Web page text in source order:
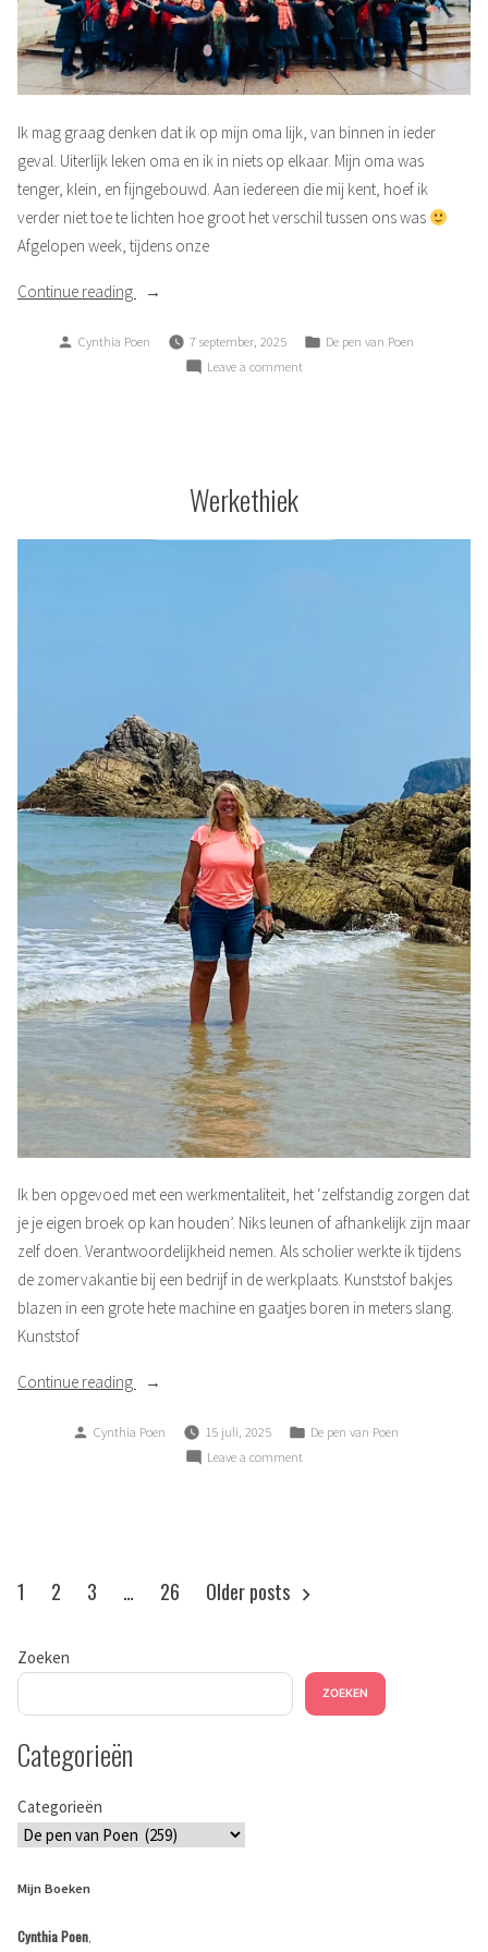
Ik mag graag denken dat ik op mijn oma lijk, van binnen in ieder
geval. Uiterlijk leken oma en ik in niets op elkaar. Mijn oma was
tenger, klein, en fijngebouwd. Aan iedereen die mij kent, hoef ik
verder niet toe te lichten hoe groot het verschil tussen ons was
Afgelopen week, tijdens onze
Continue reading “Zangvogeltje”
Posted
Cynthia Poen 7 september, 2025
Posted
De pen van Poen
Leave a commenton
Werkethiek
Ik ben opgevoed met een werkmentaliteit, het ‘zelfstandig zorgen dat
je je eigen broek op kan houden’. Niks leunen of afhankelijk zijn maar
zelf doen. Verantwoordelijkheid nemen. Als scholier werkte ik tijdens
de zomervakantie bij een bedrijf in de werkplaats. Kunststof bakjes
blazen in een grote hete machine en gaatjes boren in meters slang.
Kunststof
Continue reading “Werkethiek”
Posted
Cynthia Poen 15 juli, 2025
Posted
De pen van Poen
Leave a commenton
Berichten
1 2 3 … 26 Older posts
Zoeken
ZOEKEN
Categorieën
Categorieën
Mijn Boeken
Cynthia Poen,